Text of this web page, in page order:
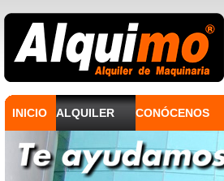
INICIO ALQUILER CONÓCENOS